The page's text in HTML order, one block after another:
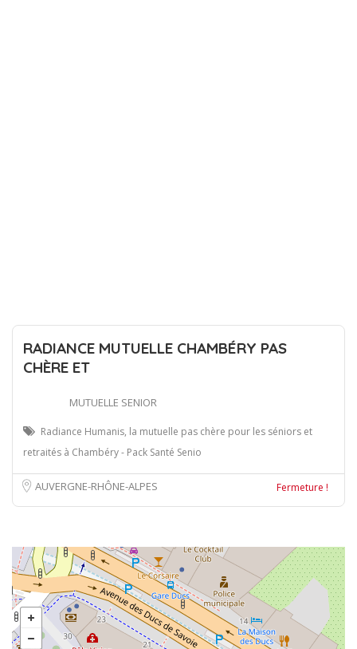
RADIANCE MUTUELLE CHAMBÉRY PAS
CHÈRE ET
MUTUELLE SENIOR
Radiance Humanis, la mutuelle pas chère pour les séniors et
retraités à Chambéry - Pack Santé Senio
AUVERGNE-RHÔNE-ALPES Fermeture !